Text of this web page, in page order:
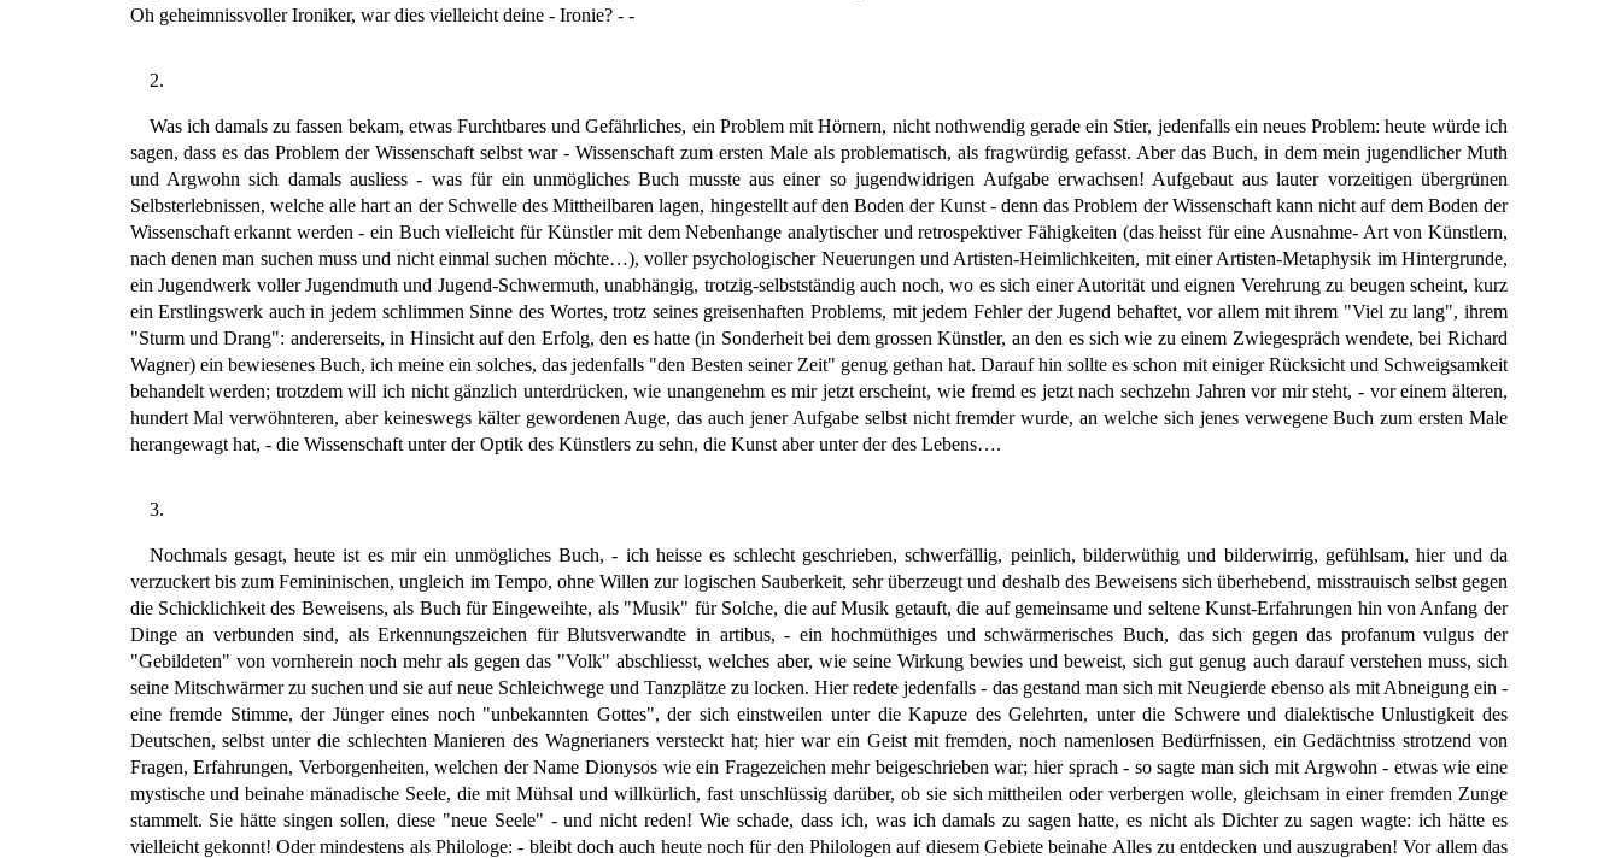
Oh geheimnissvoller Ironiker, war dies vielleicht deine - Ironie? - -
2.
Was ich damals zu fassen bekam, etwas Furchtbares und Gefährliches, ein Problem mit Hörnern, nicht nothwendig gerade ein Stier, jedenfalls ein neues Problem: heute würde ich
sagen, dass es das Problem der Wissenschaft selbst war - Wissenschaft zum ersten Male als problematisch, als fragwürdig gefasst. Aber das Buch, in dem mein jugendlicher Muth
und Argwohn sich damals ausliess - was für ein unmögliches Buch musste aus einer so jugendwidrigen Aufgabe erwachsen! Aufgebaut aus lauter vorzeitigen übergrünen
Selbsterlebnissen, welche alle hart an der Schwelle des Mittheilbaren lagen, hingestellt auf den Boden der Kunst - denn das Problem der Wissenschaft kann nicht auf dem Boden der
Wissenschaft erkannt werden - ein Buch vielleicht für Künstler mit dem Nebenhange analytischer und retrospektiver Fähigkeiten (das heisst für eine Ausnahme- Art von Künstlern,
nach denen man suchen muss und nicht einmal suchen möchte…), voller psychologischer Neuerungen und Artisten-Heimlichkeiten, mit einer Artisten-Metaphysik im Hintergrunde,
ein Jugendwerk voller Jugendmuth und Jugend-Schwermuth, unabhängig, trotzig-selbstständig auch noch, wo es sich einer Autorität und eignen Verehrung zu beugen scheint, kurz
ein Erstlingswerk auch in jedem schlimmen Sinne des Wortes, trotz seines greisenhaften Problems, mit jedem Fehler der Jugend behaftet, vor allem mit ihrem "Viel zu lang", ihrem
"Sturm und Drang": andererseits, in Hinsicht auf den Erfolg, den es hatte (in Sonderheit bei dem grossen Künstler, an den es sich wie zu einem Zwiegespräch wendete, bei Richard
Wagner) ein bewiesenes Buch, ich meine ein solches, das jedenfalls "den Besten seiner Zeit" genug gethan hat. Darauf hin sollte es schon mit einiger Rücksicht und Schweigsamkeit
behandelt werden; trotzdem will ich nicht gänzlich unterdrücken, wie unangenehm es mir jetzt erscheint, wie fremd es jetzt nach sechzehn Jahren vor mir steht, - vor einem älteren,
hundert Mal verwöhnteren, aber keineswegs kälter gewordenen Auge, das auch jener Aufgabe selbst nicht fremder wurde, an welche sich jenes verwegene Buch zum ersten Male
herangewagt hat, - die Wissenschaft unter der Optik des Künstlers zu sehn, die Kunst aber unter der des Lebens….
3.
Nochmals gesagt, heute ist es mir ein unmögliches Buch, - ich heisse es schlecht geschrieben, schwerfällig, peinlich, bilderwüthig und bilderwirrig, gefühlsam, hier und da
verzuckert bis zum Femininischen, ungleich im Tempo, ohne Willen zur logischen Sauberkeit, sehr überzeugt und deshalb des Beweisens sich überhebend, misstrauisch selbst gegen
die Schicklichkeit des Beweisens, als Buch für Eingeweihte, als "Musik" für Solche, die auf Musik getauft, die auf gemeinsame und seltene Kunst-Erfahrungen hin von Anfang der
Dinge an verbunden sind, als Erkennungszeichen für Blutsverwandte in artibus, - ein hochmüthiges und schwärmerisches Buch, das sich gegen das profanum vulgus der
"Gebildeten" von vornherein noch mehr als gegen das "Volk" abschliesst, welches aber, wie seine Wirkung bewies und beweist, sich gut genug auch darauf verstehen muss, sich
seine Mitschwärmer zu suchen und sie auf neue Schleichwege und Tanzplätze zu locken. Hier redete jedenfalls - das gestand man sich mit Neugierde ebenso als mit Abneigung ein -
eine fremde Stimme, der Jünger eines noch "unbekannten Gottes", der sich einstweilen unter die Kapuze des Gelehrten, unter die Schwere und dialektische Unlustigkeit des
Deutschen, selbst unter die schlechten Manieren des Wagnerianers versteckt hat; hier war ein Geist mit fremden, noch namenlosen Bedürfnissen, ein Gedächtniss strotzend von
Fragen, Erfahrungen, Verborgenheiten, welchen der Name Dionysos wie ein Fragezeichen mehr beigeschrieben war; hier sprach - so sagte man sich mit Argwohn - etwas wie eine
mystische und beinahe mänadische Seele, die mit Mühsal und willkürlich, fast unschlüssig darüber, ob sie sich mittheilen oder verbergen wolle, gleichsam in einer fremden Zunge
stammelt. Sie hätte singen sollen, diese "neue Seele" - und nicht reden! Wie schade, dass ich, was ich damals zu sagen hatte, es nicht als Dichter zu sagen wagte: ich hätte es
vielleicht gekonnt! Oder mindestens als Philologe: - bleibt doch auch heute noch für den Philologen auf diesem Gebiete beinahe Alles zu entdecken und auszugraben! Vor allem das